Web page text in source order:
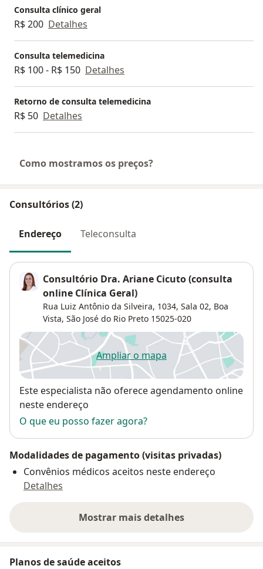
Consulta clínico geral
R$ 200 Detalhes
Consulta telemedicina
R$ 100 - R$ 150 Detalhes
Retorno de consulta telemedicina
R$ 50 Detalhes
Como mostramos os preços?
Consultórios (2)
Endereço Teleconsulta
Consultório Dra. Ariane Cicuto (consulta
online Clínica Geral)
Rua Luiz Antônio da Silveira, 1034, Sala 02, Boa
Vista, São José do Rio Preto 15025-020
Ampliar o mapaabre num novo separador
Disponibilidade
Este especialista não oferece agendamento online
neste endereço
O que eu posso fazer agora?
Modalidades de pagamento (visitas privadas)
Convênios médicos aceitos neste endereço
Detalhes
Mostrar mais detalhes
sobre o endereço
Planos de saúde aceitos